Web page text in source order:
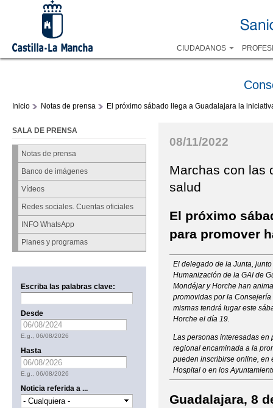
CIUDADANOS
Inicio Notas de prensa El próximo sábado llega a Guadalajara la
SALA DE PRENSA
Notas de prensa
Banco de imágenes
Vídeos
Redes sociales. Cuentas oficiales
INFO WhatsApp
Planes y programas
Escriba las palabras clave:
Desde
Date
E.g., 06/08/2026
Hasta
Date
E.g., 06/08/2026
Noticia referida a ...
08/11/2022
Marchas con las
salud
El próximo
para promover
El delegado de la Junta,
Humanización de la GAI de
Mondéjar y Horche han
promovidas por la
mismas tendrá lugar este
Horche el día 19.
Las personas interesadas en
regional encaminada a la
pueden inscribirse online, en
Hospital o en los
Guadalajara, 8